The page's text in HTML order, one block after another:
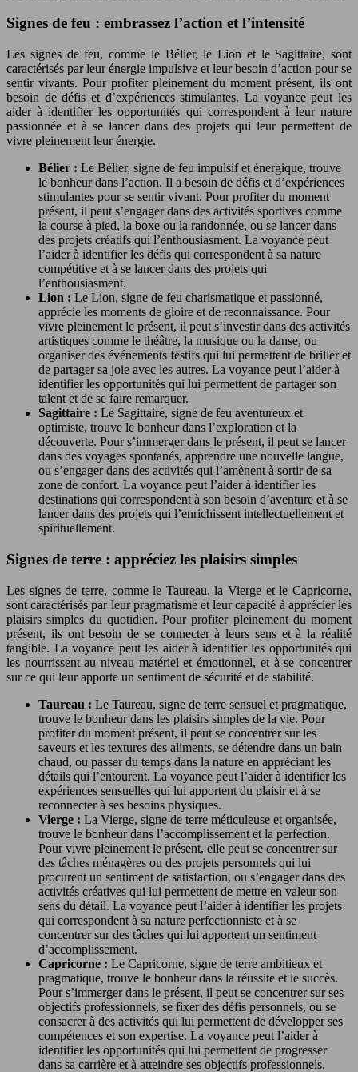
Signes de feu : embrassez l’action et l’intensité
Les signes de feu, comme le Bélier, le Lion et le Sagittaire, sont
caractérisés par leur énergie impulsive et leur besoin d’action pour se
sentir vivants. Pour profiter pleinement du moment présent, ils ont
besoin de défis et d’expériences stimulantes. La voyance peut les
aider à identifier les opportunités qui correspondent à leur nature
passionnée et à se lancer dans des projets qui leur permettent de
vivre pleinement leur énergie.
Bélier : Le Bélier, signe de feu impulsif et énergique, trouve
le bonheur dans l’action. Il a besoin de défis et d’expériences
stimulantes pour se sentir vivant. Pour profiter du moment
présent, il peut s’engager dans des activités sportives comme
la course à pied, la boxe ou la randonnée, ou se lancer dans
des projets créatifs qui l’enthousiasment. La voyance peut
l’aider à identifier les défis qui correspondent à sa nature
compétitive et à se lancer dans des projets qui
l’enthousiasment.
Lion : Le Lion, signe de feu charismatique et passionné,
apprécie les moments de gloire et de reconnaissance. Pour
vivre pleinement le présent, il peut s’investir dans des activités
artistiques comme le théâtre, la musique ou la danse, ou
organiser des événements festifs qui lui permettent de briller et
de partager sa joie avec les autres. La voyance peut l’aider à
identifier les opportunités qui lui permettent de partager son
talent et de se faire remarquer.
Sagittaire : Le Sagittaire, signe de feu aventureux et
optimiste, trouve le bonheur dans l’exploration et la
découverte. Pour s’immerger dans le présent, il peut se lancer
dans des voyages spontanés, apprendre une nouvelle langue,
ou s’engager dans des activités qui l’amènent à sortir de sa
zone de confort. La voyance peut l’aider à identifier les
destinations qui correspondent à son besoin d’aventure et à se
lancer dans des projets qui l’enrichissent intellectuellement et
spirituellement.
Signes de terre : appréciez les plaisirs simples
Les signes de terre, comme le Taureau, la Vierge et le Capricorne,
sont caractérisés par leur pragmatisme et leur capacité à apprécier les
plaisirs simples du quotidien. Pour profiter pleinement du moment
présent, ils ont besoin de se connecter à leurs sens et à la réalité
tangible. La voyance peut les aider à identifier les opportunités qui
les nourrissent au niveau matériel et émotionnel, et à se concentrer
sur ce qui leur apporte un sentiment de sécurité et de stabilité.
Taureau : Le Taureau, signe de terre sensuel et pragmatique,
trouve le bonheur dans les plaisirs simples de la vie. Pour
profiter du moment présent, il peut se concentrer sur les
saveurs et les textures des aliments, se détendre dans un bain
chaud, ou passer du temps dans la nature en appréciant les
détails qui l’entourent. La voyance peut l’aider à identifier les
expériences sensuelles qui lui apportent du plaisir et à se
reconnecter à ses besoins physiques.
Vierge : La Vierge, signe de terre méticuleuse et organisée,
trouve le bonheur dans l’accomplissement et la perfection.
Pour vivre pleinement le présent, elle peut se concentrer sur
des tâches ménagères ou des projets personnels qui lui
procurent un sentiment de satisfaction, ou s’engager dans des
activités créatives qui lui permettent de mettre en valeur son
sens du détail. La voyance peut l’aider à identifier les projets
qui correspondent à sa nature perfectionniste et à se
concentrer sur des tâches qui lui apportent un sentiment
d’accomplissement.
Capricorne : Le Capricorne, signe de terre ambitieux et
pragmatique, trouve le bonheur dans la réussite et le succès.
Pour s’immerger dans le présent, il peut se concentrer sur ses
objectifs professionnels, se fixer des défis personnels, ou se
consacrer à des activités qui lui permettent de développer ses
compétences et son expertise. La voyance peut l’aider à
identifier les opportunités qui lui permettent de progresser
dans sa carrière et à atteindre ses objectifs professionnels.